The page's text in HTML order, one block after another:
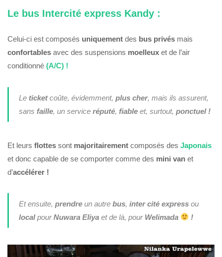
Le bus Intercité express Kandy :
Celui-ci est composés uniquement des bus privés mais
confortables avec des suspensions moelleux et de l’air
conditionné (A/C) !
Le ticketcoûte, évidemment, plus cher, mais ils assurent,
sans faille, un service réputé, fiableet, surtout, ponctuel !
Et leurs flottes sont majoritairement composés des Japonais
et donc capable de se comporter comme des mini van et
d’accélérer !
Et ensuite, prendreun autre bus, inter cité expressou
localpourNuwara Eliyaet de là, pour Welimada !